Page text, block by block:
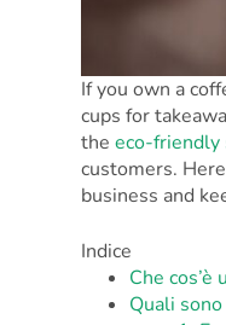
If you own a
cups for
theeco-friendly
customers.
business and
Indice
Che
Quali